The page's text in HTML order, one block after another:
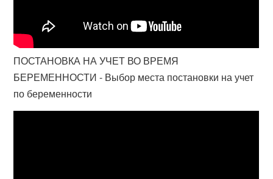
ПОСТАНОВКА НА УЧЕТ ВО ВРЕМЯ
БЕРЕМЕННОСТИ - Выбор места постановки на учет
по беременности